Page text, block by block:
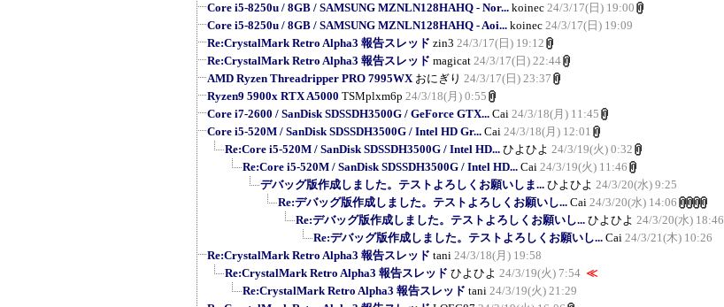
Core i5-8250u / 8GB / SAMSUNG MZNLN128HAHQ - Nor... koinec 24/3/17(日) 19:00
Core i5-8250u / 8GB / SAMSUNG MZNLN128HAHQ - Aoi... koinec 24/3/17(日) 19:09
Re:CrystalMark Retro Alpha3 報告スレッド zin3 24/3/17(日) 19:12
Re:CrystalMark Retro Alpha3 報告スレッド magicat 24/3/17(日) 22:44
AMD Ryzen Threadripper PRO 7995WX おにぎり 24/3/17(日) 23:37
Ryzen9 5900x RTX A5000 TSMplxm6p 24/3/18(月) 0:55
Core i7-2600 / SanDisk SDSSDH3500G / GeForce GTX... Cai 24/3/18(月) 11:45
Core i5-520M / SanDisk SDSSDH3500G / Intel HD Gr... Cai 24/3/18(月) 12:01
Re:Core i5-520M / SanDisk SDSSDH3500G / Intel HD... ひよひよ 24/3/19(火) 0:32
Re:Core i5-520M / SanDisk SDSSDH3500G / Intel HD... Cai 24/3/19(火) 11:46
デバッグ版作成しました。テストよろしくお願いしま... ひよひよ 24/3/20(水) 9:25
Re:デバッグ版作成しました。テストよろしくお願いし... Cai 24/3/20(水) 14:06
Re:デバッグ版作成しました。テストよろしくお願いし... ひよひよ 24/3/20(水) 18:46
Re:デバッグ版作成しました。テストよろしくお願いし... Cai 24/3/21(木) 10:26
Re:CrystalMark Retro Alpha3 報告スレッド tani 24/3/18(月) 19:58
Re:CrystalMark Retro Alpha3 報告スレッド ひよひよ 24/3/19(火) 7:54 ≪
Re:CrystalMark Retro Alpha3 報告スレッド tani 24/3/19(火) 21:29